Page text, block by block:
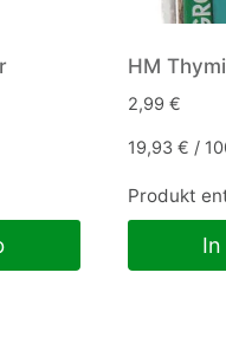
HM
2,99 €
19,93 € /
Produkt